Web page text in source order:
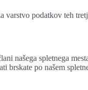
varstvo podatkov teh
našega spletnega
po našem